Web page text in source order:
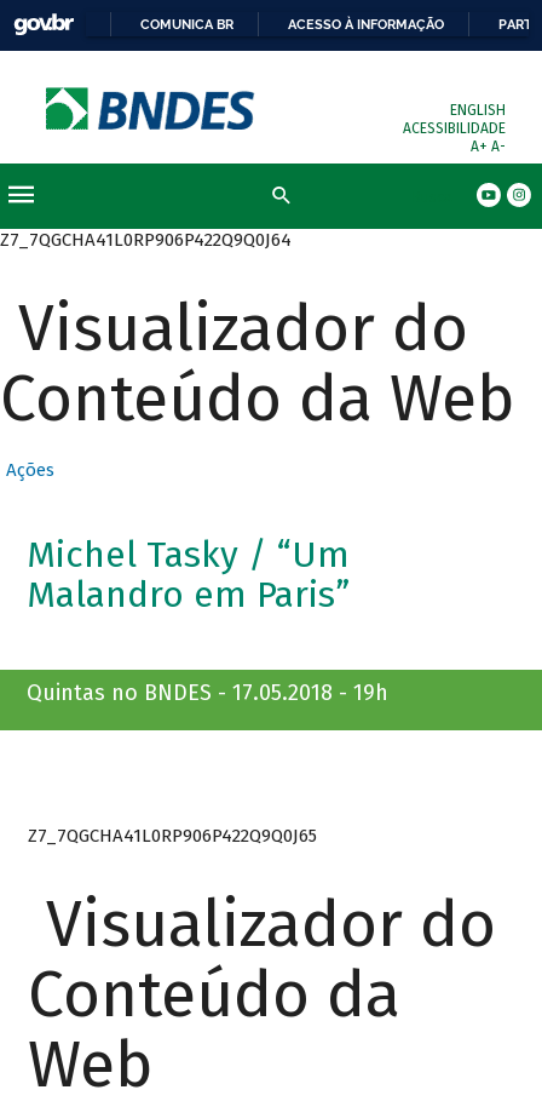
COMUNICA BR ACESSO À INFORMAÇÃO
ENGLISH
ACESSIBILIDADE
A+ A-
Z7_7QGCHA41L0RP906P422Q9Q0J64
Visualizador do
Conteúdo da Web
Ações
Michel Tasky / “Um
Malandro em Paris”
Quintas no BNDES - 17.05.2018 - 19h
Z7_7QGCHA41L0RP906P422Q9Q0J65
Visualizador do
Conteúdo da
Web